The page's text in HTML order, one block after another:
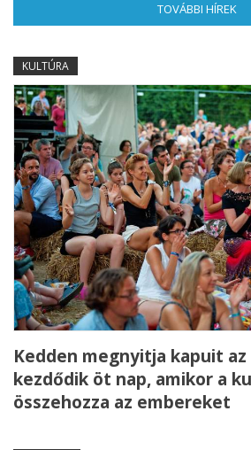
TOVÁBBI HÍREK
KULTÚRA
Kedden megnyitja kapuit
kezdődik öt nap, amikor a
összehozza az embereket